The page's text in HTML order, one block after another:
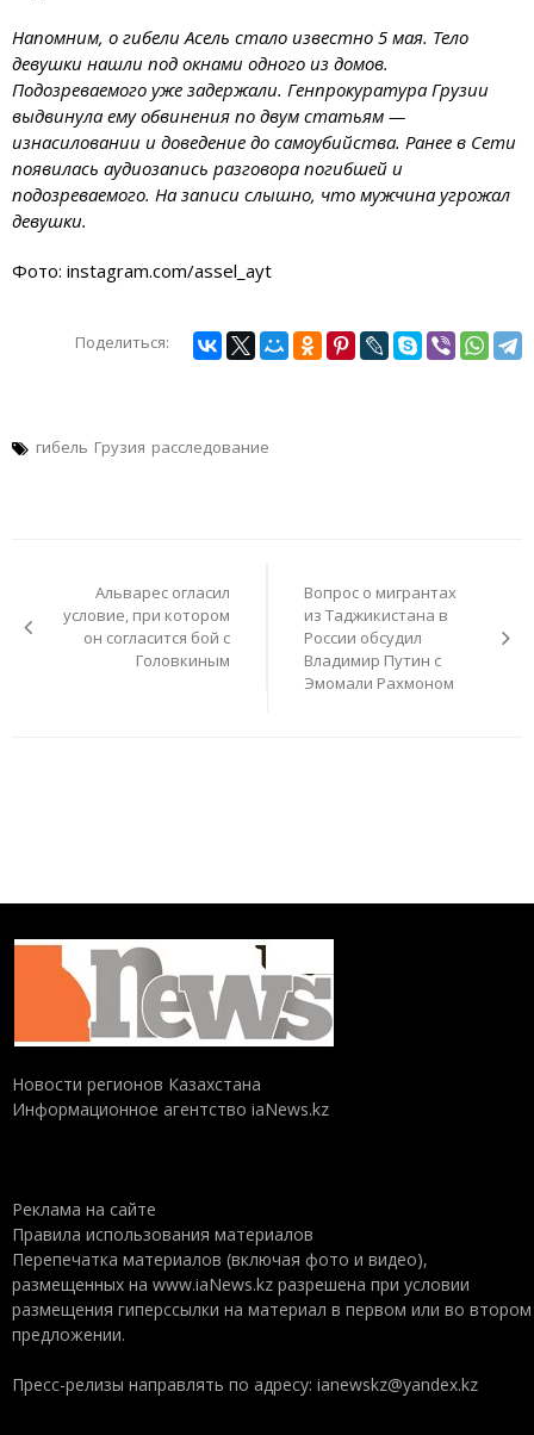
Напомним, о гибели Асель стало известно 5 мая. Тело
девушки нашли под окнами одного из домов.
Подозреваемого уже задержали. Генпрокуратура Грузии
выдвинула ему обвинения по двум статьям —
изнасиловании и доведение до самоубийства. Ранее в Сети
появилась аудиозапись разговора погибшей и
подозреваемого. На записи слышно, что мужчина угрожал
девушки.
Фото: instagram.com/assel_ayt
Поделиться:
гибель Грузия расследование
Альварес огласил
условие, при котором
он согласится бой с
Головкиным
Вопрос о мигрантах
из Таджикистана в
России обсудил
Владимир Путин с
Эмомали Рахмоном
Новости регионов Казахстана
Информационное агентство iaNews.kz
Реклама на сайте
Правила использования материалов
Перепечатка материалов (включая фото и видео),
размещенных на www.iaNews.kz разрешена при условии
размещения гиперссылки на материал в первом или во втором
предложении.
Пресс-релизы направлять по адресу: ianewskz@yandex.kz